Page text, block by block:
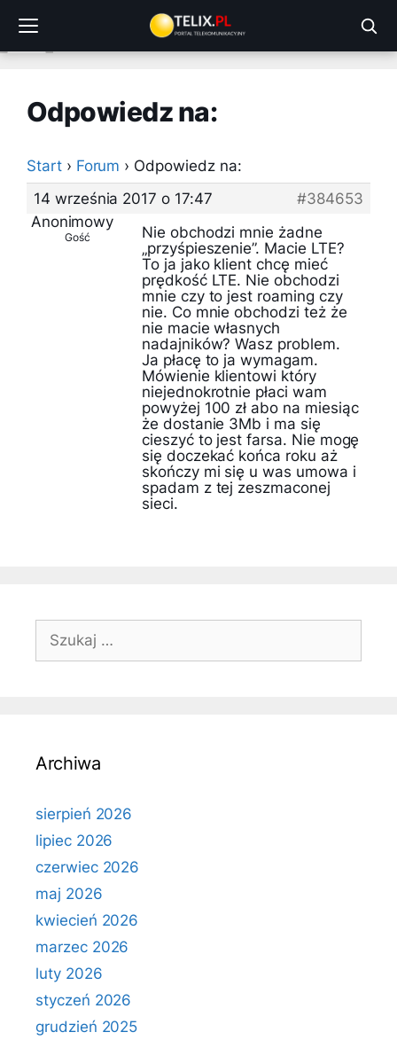
treści
Odpowiedz na:
Start › Forum › Odpowiedz na:
14 września 2017 o 17:47
#384653
Anonimowy
Gość
Nie obchodzi mnie żadne
„przyśpieszenie”. Macie LTE?
To ja jako klient chcę mieć
prędkość LTE. Nie obchodzi
mnie czy to jest roaming czy
nie. Co mnie obchodzi też że
nie macie własnych
nadajników? Wasz problem.
Ja płacę to ja wymagam.
Mówienie klientowi który
niejednokrotnie płaci wam
powyżej 100 zł abo na miesiąc
że dostanie 3Mb i ma się
cieszyć to jest farsa. Nie mogę
się doczekać końca roku aż
skończy mi się u was umowa i
spadam z tej zeszmaconej
sieci.
Szukaj:
Archiwa
sierpień 2026
lipiec 2026
czerwiec 2026
maj 2026
kwiecień 2026
marzec 2026
luty 2026
styczeń 2026
grudzień 2025